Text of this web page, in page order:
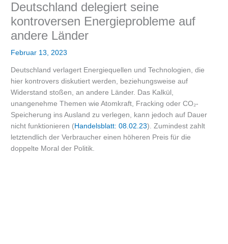
Deutschland delegiert seine
kontroversen Energieprobleme auf
andere Länder
Februar 13, 2023
Deutschland verlagert Energiequellen und Technologien, die
hier kontrovers diskutiert werden, beziehungsweise auf
Widerstand stoßen, an andere Länder. Das Kalkül,
unangenehme Themen wie Atomkraft, Fracking oder CO₂-
Speicherung ins Ausland zu verlegen, kann jedoch auf Dauer
nicht funktionieren (Handelsblatt: 08.02.23). Zumindest zahlt
letztendlich der Verbraucher einen höheren Preis für die
doppelte Moral der Politik.